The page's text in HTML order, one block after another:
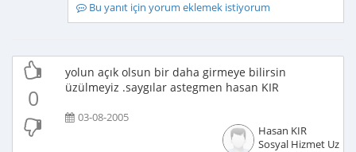
Bu yanıt için yorum eklemek istiyorum
0
yolun açık olsun bir daha girmeye bilirsin
üzülmeyiz .saygılar astegmen hasan KIR
03-08-2005
Hasan KIR
Sosyal Hizmet